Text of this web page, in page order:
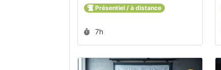
Présentiel / à distance
Durée :
7h